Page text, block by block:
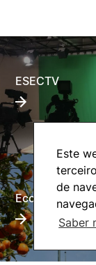
Este
de
Saber
ESECTV
Eco-Escola